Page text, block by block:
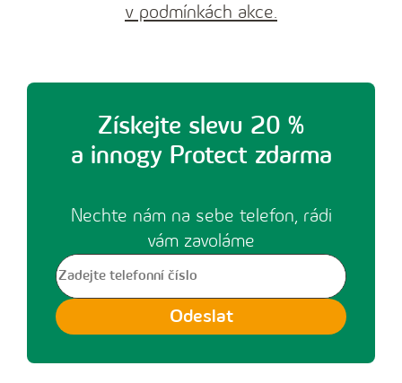
v podmínkách akce.
Získejte slevu 20 %
a innogy Protect zdarma
Nechte nám na sebe telefon, rádi
vám zavoláme
V
y
l
Odeslat